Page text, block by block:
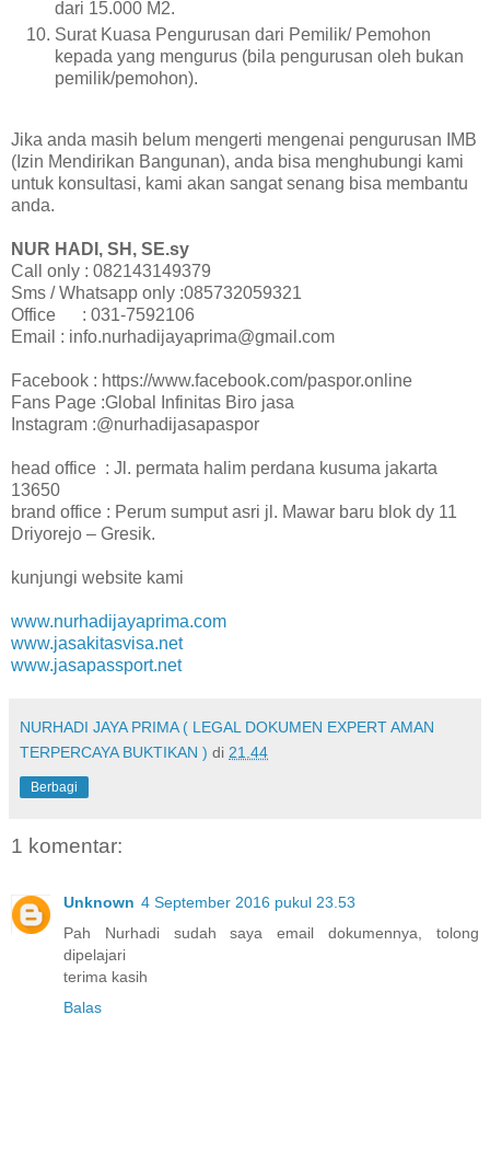
dari 15.000 M2.
Surat Kuasa Pengurusan dari Pemilik/ Pemohon
kepada yang mengurus (bila pengurusan oleh bukan
pemilik/pemohon).
Jika anda masih belum mengerti mengenai pengurusan IMB
(Izin Mendirikan Bangunan), anda bisa menghubungi kami
untuk konsultasi, kami akan sangat senang bisa membantu
anda.
NUR HADI, SH, SE.sy
Call only : 082143149379
Sms / Whatsapp only :085732059321
Office : 031-7592106
Email : info.nurhadijayaprima@gmail.com
Facebook : https://www.facebook.com/paspor.online
Fans Page :Global Infinitas Biro jasa
Instagram :@nurhadijasapaspor
head office : Jl. permata halim perdana kusuma jakarta
13650
brand office : Perum sumput asri jl. Mawar baru blok dy 11
Driyorejo – Gresik.
kunjungi website kami
www.nurhadijayaprima.com
www.jasakitasvisa.net
www.jasapassport.net
NURHADI JAYA PRIMA ( LEGAL DOKUMEN EXPERT AMAN
TERPERCAYA BUKTIKAN ) di 21.44
Berbagi
1 komentar:
Unknown 4 September 2016 pukul 23.53
Pah Nurhadi sudah saya email dokumennya, tolong
dipelajari
terima kasih
Balas